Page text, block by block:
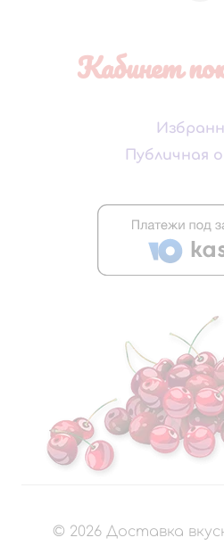
Кабинет
Публичная
© 2026 Доставка